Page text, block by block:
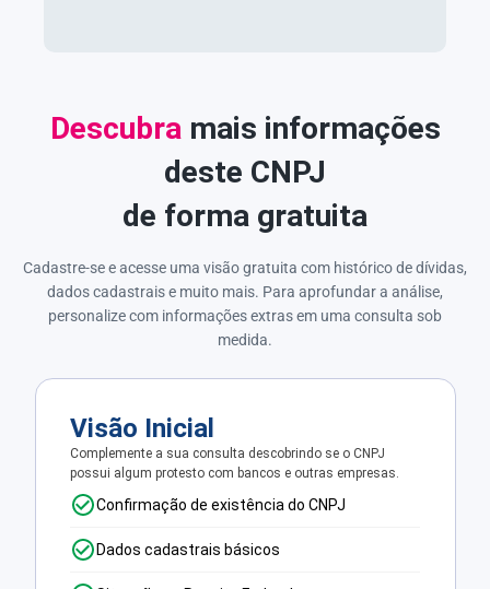
Descubra mais informações
deste CNPJ
de forma gratuita
Cadastre-se e acesse uma visão gratuita com histórico de dívidas,
dados cadastrais e muito mais. Para aprofundar a análise,
personalize com informações extras em uma consulta sob
medida.
Visão Inicial
Complemente a sua consulta descobrindo se o CNPJ
possui algum protesto com bancos e outras empresas.
Confirmação de existência do CNPJ
Dados cadastrais básicos